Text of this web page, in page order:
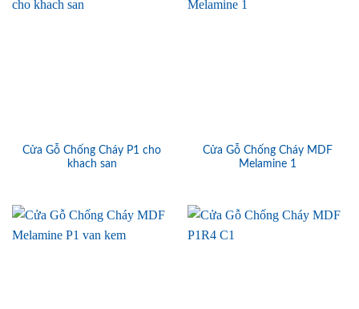
Cửa Gỗ Chống Cháy P1 cho
khach san
Cửa Gỗ Chống Cháy MDF
Melamine 1